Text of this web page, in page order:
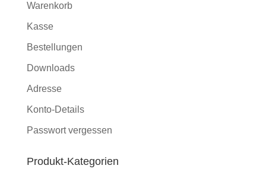
Warenkorb
Kasse
Bestellungen
Downloads
Adresse
Konto-Details
Passwort vergessen
Produkt-Kategorien